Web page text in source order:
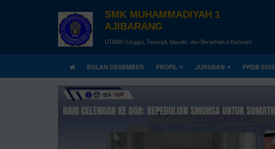
SMK MUHAMMADIYAH 1
AJIBARANG
UTAMA (Unggul, Terampil, Mandiri, dan Berakhlakul Karimah)
BULAN DESEMBER PROFIL JURUSAN PPDB 2025